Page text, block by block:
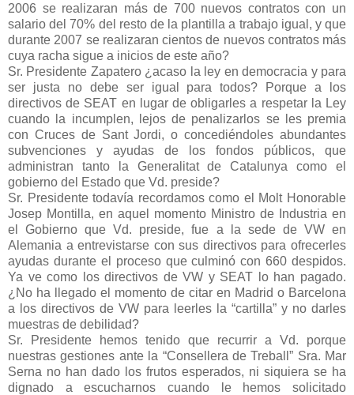
2006 se realizaran más de 700 nuevos contratos con un
salario del 70% del resto de la plantilla a trabajo igual, y que
durante 2007 se realizaran cientos de nuevos contratos más
cuya racha sigue a inicios de este año?
Sr. Presidente Zapatero ¿acaso la ley en democracia y para
ser justa no debe ser igual para todos? Porque a los
directivos de SEAT en lugar de obligarles a respetar la Ley
cuando la incumplen, lejos de penalizarlos se les premia
con Cruces de Sant Jordi, o concediéndoles abundantes
subvenciones y ayudas de los fondos públicos, que
administran tanto la Generalitat de Catalunya como el
gobierno del Estado que Vd. preside?
Sr. Presidente todavía recordamos como el Molt Honorable
Josep Montilla, en aquel momento Ministro de Industria en
el Gobierno que Vd. preside, fue a la sede de VW en
Alemania a entrevistarse con sus directivos para ofrecerles
ayudas durante el proceso que culminó con 660 despidos.
Ya ve como los directivos de VW y SEAT lo han pagado.
¿No ha llegado el momento de citar en Madrid o Barcelona
a los directivos de VW para leerles la “cartilla” y no darles
muestras de debilidad?
Sr. Presidente hemos tenido que recurrir a Vd. porque
nuestras gestiones ante la “Consellera de Treball” Sra. Mar
Serna no han dado los frutos esperados, ni siquiera se ha
dignado a escucharnos cuando le hemos solicitado